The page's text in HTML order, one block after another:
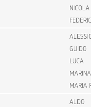
NICOLA
GUIDO
LUCA
MARINA
MARIA
ALDO